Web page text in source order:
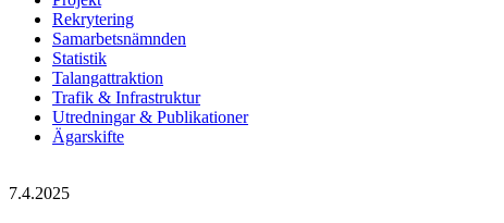
Rekrytering
Samarbetsnämnden
Statistik
Talangattraktion
Trafik & Infrastruktur
Utredningar & Publikationer
Ägarskifte
7.4.2025